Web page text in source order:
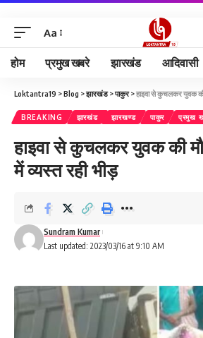
Aa
होम प्रमुख खबरे झारखंड आदिवासी
Loktantra19 >Blog >झारखंड>पाकुर>हाइवा से कुचलकर युवक
BREAKING झारखंड झारखण्ड पाकुर प्रमुख
हाइवा से कुचलकर युवक की
में व्यस्त रही भीड़
Last updated: 2023/03/16 at 9:10 AM
Sundram Kumar